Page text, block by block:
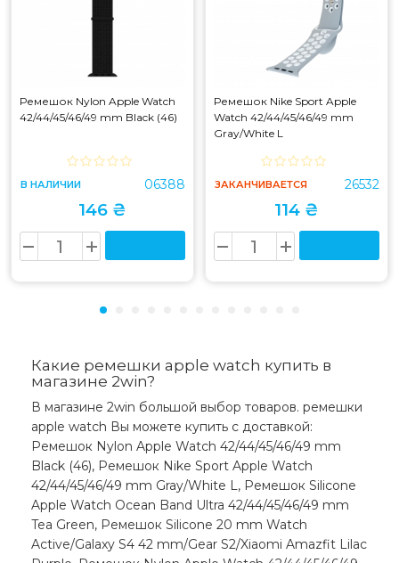
Ремешок Nylon Apple Watch
42/44/45/46/49 mm Black (46)
В НАЛИЧИИ 06388
146 ₴
Ремешок Nike Sport Apple
Watch 42/44/45/46/49 mm
Gray/White L
ЗАКАНЧИВАЕТСЯ 26532
114 ₴
Какие ремешки apple watch купить в
магазине 2win?
В магазине 2win большой выбор товаров. ремешки
apple watch Вы можете купить с доставкой:
Ремешок Nylon Apple Watch 42/44/45/46/49 mm
Black (46), Ремешок Nike Sport Apple Watch
42/44/45/46/49 mm Gray/White L, Ремешок Silicone
Apple Watch Ocean Band Ultra 42/44/45/46/49 mm
Tea Green, Ремешок Silicone 20 mm Watch
Active/Galaxy S4 42 mm/Gear S2/Xiaomi Amazfit Lilac